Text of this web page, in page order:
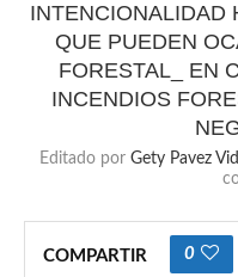
INTENCIONALIDAD
QUE PUEDEN
FORESTAL_ EN
INCENDIOS
Editado por Gety Pavez
COMPARTIR 0